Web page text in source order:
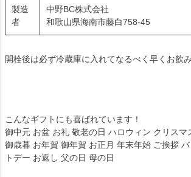
製造
者
中野BC株式会社
和歌山県海南市藤白758-45
開栓後は必ず冷蔵庫に入れてなるべく早くお飲み
こんなギフトにも喜ばれています！
御中元 お盆 お礼 敬老の日 ハロウィン クリスマ
御歳暮 お年賀 御年賀 お正月 年末年始 ご挨拶
トデー お返し 父の日 母の日